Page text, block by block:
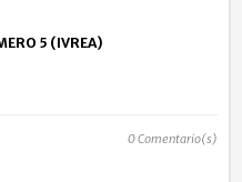
5 (IVREA)
0Comentario(s)